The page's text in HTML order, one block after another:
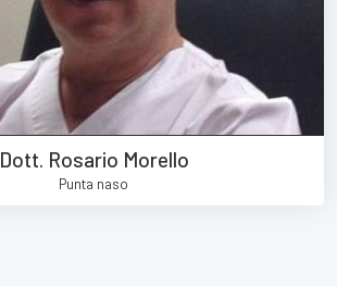
Dott. Rosario Morello
Punta naso